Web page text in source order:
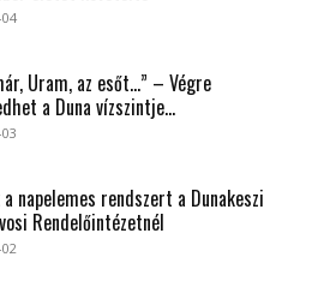
Uram, az esőt…” – Végre
a Duna vízszintje...
napelemes rendszert a Dunakeszi
Rendelőintézetnél